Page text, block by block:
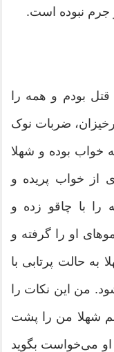
جرم نبوده است.
بودم و همه را
ضربات نوک
خواب بوده و شهلا
از خواب پریده و
را با چاقو زده و
او را گرفته و
به حالت پرتابی با
من این نکات را
شهلا من را پشت
می‌خواست بگوید